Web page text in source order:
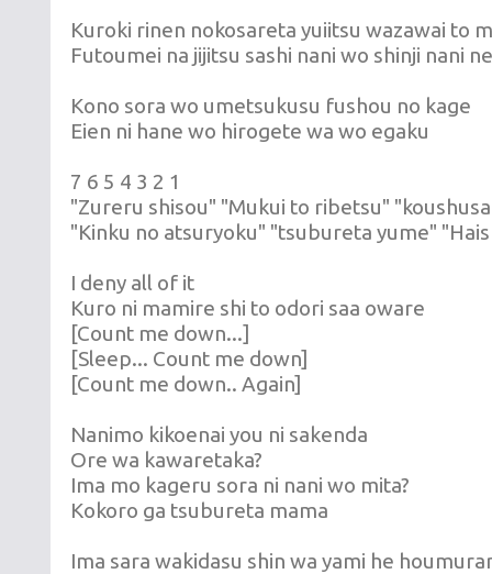
Kuroki rinen nokosareta yuiitsu wazawai to
Futoumei na jijitsu sashi nani wo shinji nani
Kono sora wo umetsukusu fushou no kage
Eien ni hane wo hirogete wa wo egaku
7 6 5 4 3 2 1
"Zureru shisou" "Mukui to ribetsu"
"Kinku no atsuryoku" "tsubureta yume"
I deny all of it
Kuro ni mamire shi to odori saa oware
[Count me down...]
[Sleep... Count me down]
[Count me down.. Again]
Nanimo kikoenai you ni sakenda
Ore wa kawaretaka?
Ima mo kageru sora ni nani wo mita?
Kokoro ga tsubureta mama
Ima sara wakidasu shin wa yami he